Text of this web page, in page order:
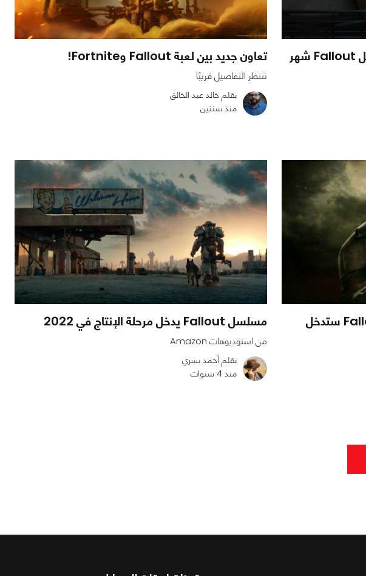
بدء تصوير الموسم الثاني من مسلسل Fallout شهر
1337
0
0
تعاون جديد بين لعبة Fallout وFortnite!
ننتظر التفاصيل قريبًا
بقلم خالد عبد الخالق
منذ سنتين
تقرير: يبدو أن Fallout New Vegas 2 ستدخل
مسلسل Fallout يدخل مرحلة الإنتاج في 2022
من استوديوهات Amazon
بقلم أحمد يسري
منذ 4 سنوات